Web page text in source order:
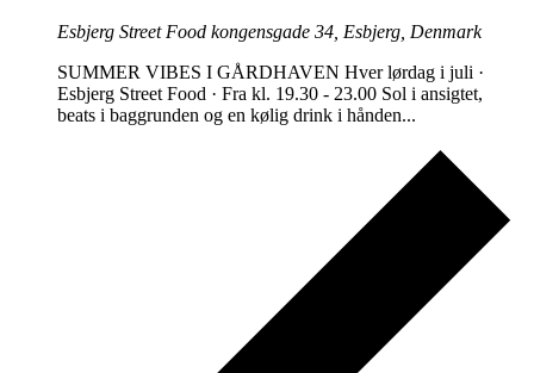
Esbjerg Street Food kongensgade 34, Esbjerg, Denmark
SUMMER VIBES I GÅRDHAVEN Hver lørdag i juli ·
Esbjerg Street Food · Fra kl. 19.30 - 23.00 Sol i ansigtet,
beats i baggrunden og en kølig drink i hånden...